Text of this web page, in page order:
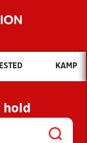
vil du søge efter?
NYHEDER
OG
KAMP
hold